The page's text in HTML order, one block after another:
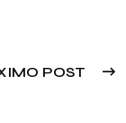
POST